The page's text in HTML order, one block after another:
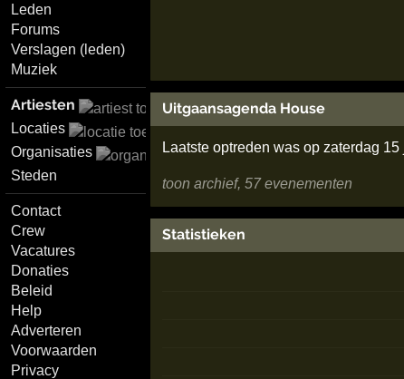
Leden
Forums
Verslagen (leden)
Muziek
Artiesten
Locaties
Organisaties
Steden
Contact
Crew
Vacatures
Donaties
Beleid
Help
Adverteren
Voorwaarden
Privacy
Uitgaansagenda House
Laatste optreden was op zaterdag 15
toon archief, 57 evenementen
Statistieken